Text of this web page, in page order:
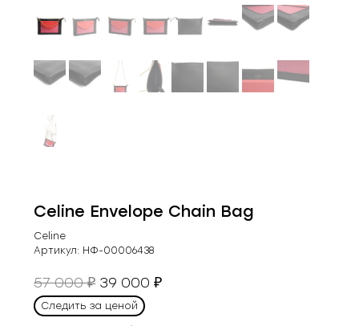
Celine Envelope Chain Bag
Celine
Артикул: НФ-00006438
57 000₽ Первоначальная
цена
составляла
39 000₽Текущая
Следить за ценой